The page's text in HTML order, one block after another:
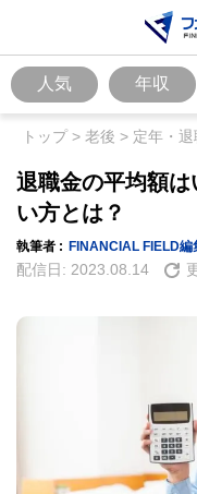
人気 年収
トップ> 老後 > 定年・退
退職金の平均額
い方とは？
執筆者 : FINANCIAL FIELD編
配信日: 2023.08.14